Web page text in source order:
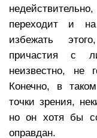
переходит и
избежать
причастия с
неизвестно, не
Конечно, в
точки зрения,
но он хотя бы
оправдан.